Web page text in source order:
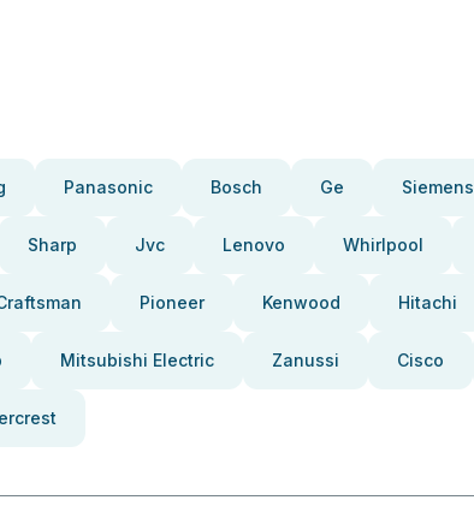
Panasonic Bosch Ge Siemens
Sharp Jvc Lenovo Whirlpool
Pioneer Kenwood Hitachi
Mitsubishi Electric Zanussi Cisco